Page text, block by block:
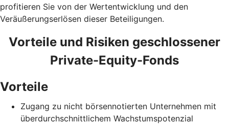
profitieren Sie von der Wertentwicklung und den
Veräußerungserlösen dieser Beteiligungen.
Vorteile und Risiken geschlossener
Private-Equity-Fonds
Vorteile
Zugang zu nicht börsennotierten Unternehmen mit
überdurchschnittlichem Wachstumspotenzial